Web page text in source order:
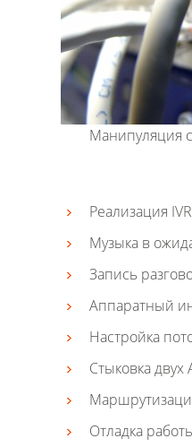
Манипуляция
Реализация
Музыка в
Запись
Аппаратный
Настройка
Стыковка двух
Отладка